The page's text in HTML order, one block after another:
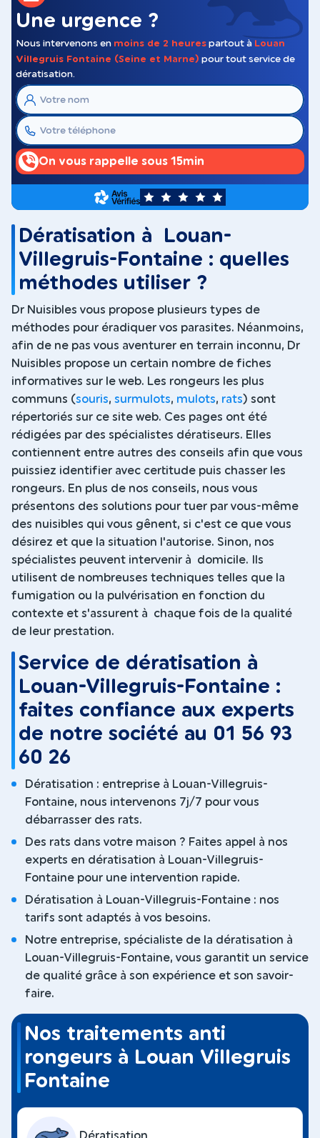
Une urgence ?
Nous intervenons en moins de 2 heures partout à Louan
Villegruis Fontaine (Seine et Marne) pour tout service de
dératisation.
On vous rappelle sous 15min
5
Dératisation à Louan-
Villegruis-Fontaine : quelles
méthodes utiliser ?
Dr Nuisibles vous propose plusieurs types de
méthodes pour éradiquer vos parasites. Néanmoins,
afin de ne pas vous aventurer en terrain inconnu, Dr
Nuisibles propose un certain nombre de fiches
informatives sur le web. Les rongeurs les plus
communs (souris, surmulots, mulots, rats) sont
répertoriés sur ce site web. Ces pages ont été
rédigées par des spécialistes dératiseurs. Elles
contiennent entre autres des conseils afin que vous
puissiez identifier avec certitude puis chasser les
rongeurs. En plus de nos conseils, nous vous
présentons des solutions pour tuer par vous-même
des nuisibles qui vous gênent, si c'est ce que vous
désirez et que la situation l'autorise. Sinon, nos
spécialistes peuvent intervenir à domicile. Ils
utilisent de nombreuses techniques telles que la
fumigation ou la pulvérisation en fonction du
contexte et s'assurent à chaque fois de la qualité
de leur prestation.
Service de dératisation à
Louan-Villegruis-Fontaine :
faites confiance aux experts
de notre société au 01 56 93
60 26
Dératisation : entreprise à Louan-Villegruis-
Fontaine, nous intervenons 7j/7 pour vous
débarrasser des rats.
Des rats dans votre maison ? Faites appel à nos
experts en dératisation à Louan-Villegruis-
Fontaine pour une intervention rapide.
Dératisation à Louan-Villegruis-Fontaine : nos
tarifs sont adaptés à vos besoins.
Notre entreprise, spécialiste de la dératisation à
Louan-Villegruis-Fontaine, vous garantit un service
de qualité grâce à son expérience et son savoir-
faire.
Nos traitements anti
rongeurs à Louan Villegruis
Fontaine
Dératisation